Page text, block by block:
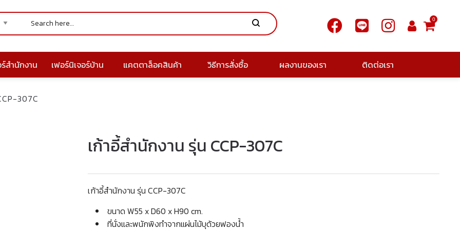
0
สำนักงาน เฟอร์นิเจอร์บ้าน แคตตาล็อคสินค้า วิธีการสั่งซื้อ ผลงานของเรา ติดต่อเรา
307C
เก้าอี้สำนักงาน รุ่น CCP-307C
เก้าอี้สำนักงาน รุ่น CCP-307C
ขนาด W55 x D60 x H90 cm.
ที่นั่งและพนักพิงทำจากแผ่นไม้บุด้วยฟองน้ำ